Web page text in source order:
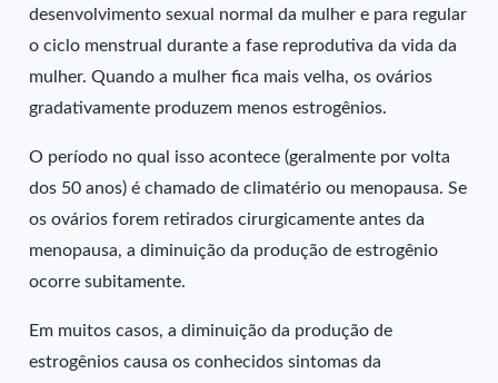
desenvolvimento sexual normal da mulher e para regular
o ciclo menstrual durante a fase reprodutiva da vida da
mulher. Quando a mulher fica mais velha, os ovários
gradativamente produzem menos estrogênios.
O período no qual isso acontece (geralmente por volta
dos 50 anos) é chamado de climatério ou menopausa. Se
os ovários forem retirados cirurgicamente antes da
menopausa, a diminuição da produção de estrogênio
ocorre subitamente.
Em muitos casos, a diminuição da produção de
estrogênios causa os conhecidos sintomas da